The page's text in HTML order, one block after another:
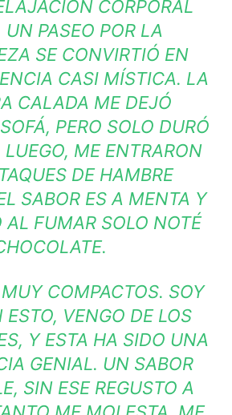
CORPORAL
UN PASEO POR LA
SE CONVIRTIÓ EN
CASI MÍSTICA. LA
CALADA ME DEJÓ
PERO SOLO DURÓ
ME ENTRARON
DE HAMBRE
SABOR ES A MENTA Y
AL FUMAR SOLO NOTÉ
COMPACTOS. SOY
ESTO, VENGO DE LOS
Y ESTA HA SIDO UNA
GENIAL. UN SABOR
SIN ESE REGUSTO A